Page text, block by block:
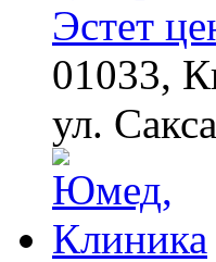
Эстет
01033,
ул.